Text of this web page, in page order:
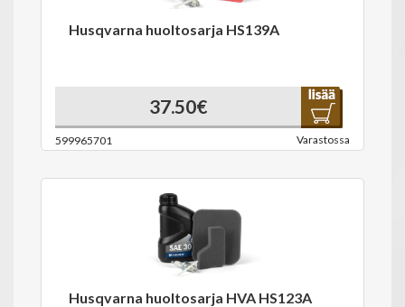
Husqvarna huoltosarja HS139A
37.50€
599965701 Varastossa
Husqvarna huoltosarja HVA HS123A